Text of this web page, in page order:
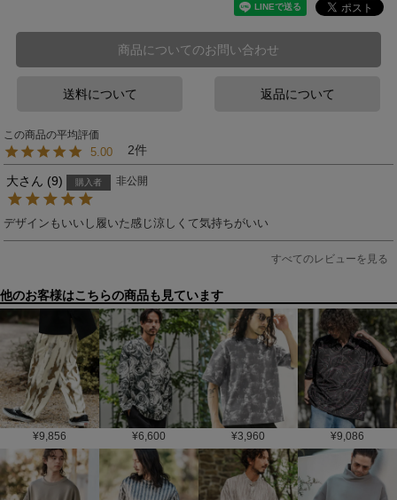
商品についてのお問い合わせ
送料について 返品について
5.00 2
大 9 購入者 非公開
デザインもいいし履いた感じ涼しくて気持ちがいい
すべてのレビューを見る
他のお客様はこちらの商品も見ています
¥9,856 ¥6,600 ¥3,960 ¥9,086